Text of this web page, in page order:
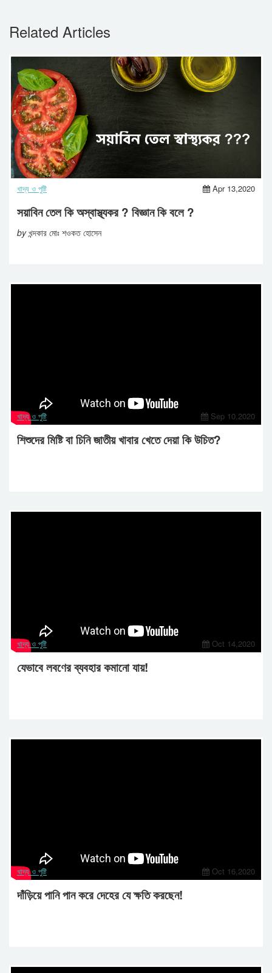
Related Articles
খাদ্য ও পুষ্টি Apr 13,2020
সয়াবিন তেল কি অস্বাস্থ্যকর ? বিজ্ঞান কি বলে ?
byখন্দকার মোঃ শওকত হোসেন
খাদ্য ও পুষ্টি Sep 10,2020
শিশুদের মিষ্টি বা চিনি জাতীয় খাবার খেতে দেয়া কি উচিত?
খাদ্য ও পুষ্টি Oct 14,2020
যেভাবে লবণের ব্যবহার কমানো যায়!
খাদ্য ও পুষ্টি Oct 16,2020
দাঁড়িয়ে পানি পান করে দেহের যে ক্ষতি করছেন!